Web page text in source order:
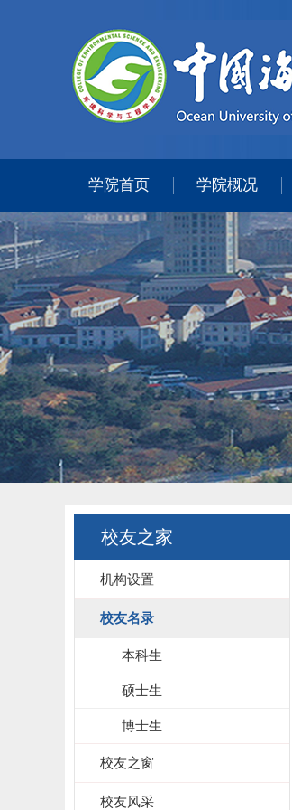
学院首页 学院概况
校友之家
机构设置
校友名录
本科生
硕士生
博士生
校友之窗
校友风采